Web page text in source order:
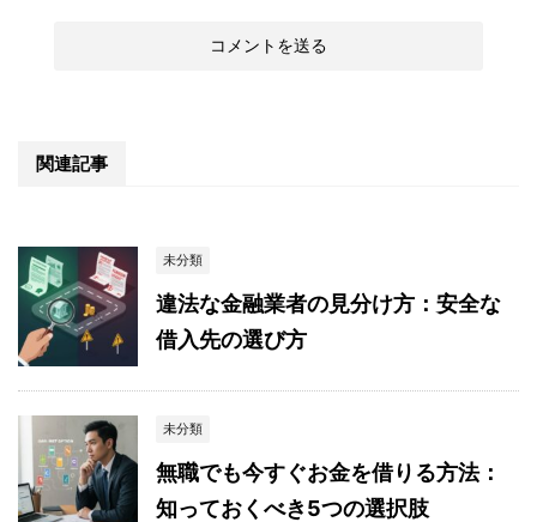
関連記事
未分類
違法な金融業者の見分け方：安全な
借入先の選び方
未分類
無職でも今すぐお金を借りる方法：
知っておくべき5つの選択肢